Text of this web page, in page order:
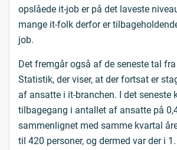
opslåede it-job er på det laveste
mange it-folk derfor er
job.
Det fremgår også af de seneste tal
Statistik, der viser, at der fortsat er
af ansatte i it-branchen. I det seneste
tilbagegang i antallet af ansatte på
sammenlignet med samme kvartal
til 420 personer, og dermed var der i